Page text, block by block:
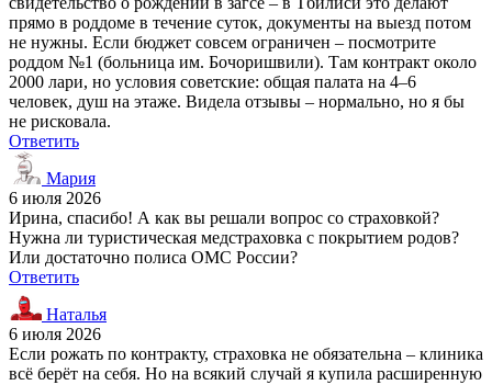
прямо в роддоме в течение суток, документы на выезд потом
не нужны. Если бюджет совсем ограничен – посмотрите
роддом №1 (больница им. Бочоришвили). Там контракт около
2000 лари, но условия советские: общая палата на 4–6
человек, душ на этаже. Видела отзывы – нормально, но я бы
не рисковала.
Ответить
Мария
6 июля 2026
Ирина, спасибо! А как вы решали вопрос со страховкой?
Нужна ли туристическая медстраховка с покрытием родов?
Или достаточно полиса ОМС России?
Ответить
Наталья
6 июля 2026
Если рожать по контракту, страховка не обязательна – клиника
всё берёт на себя. Но на всякий случай я купила расширенную